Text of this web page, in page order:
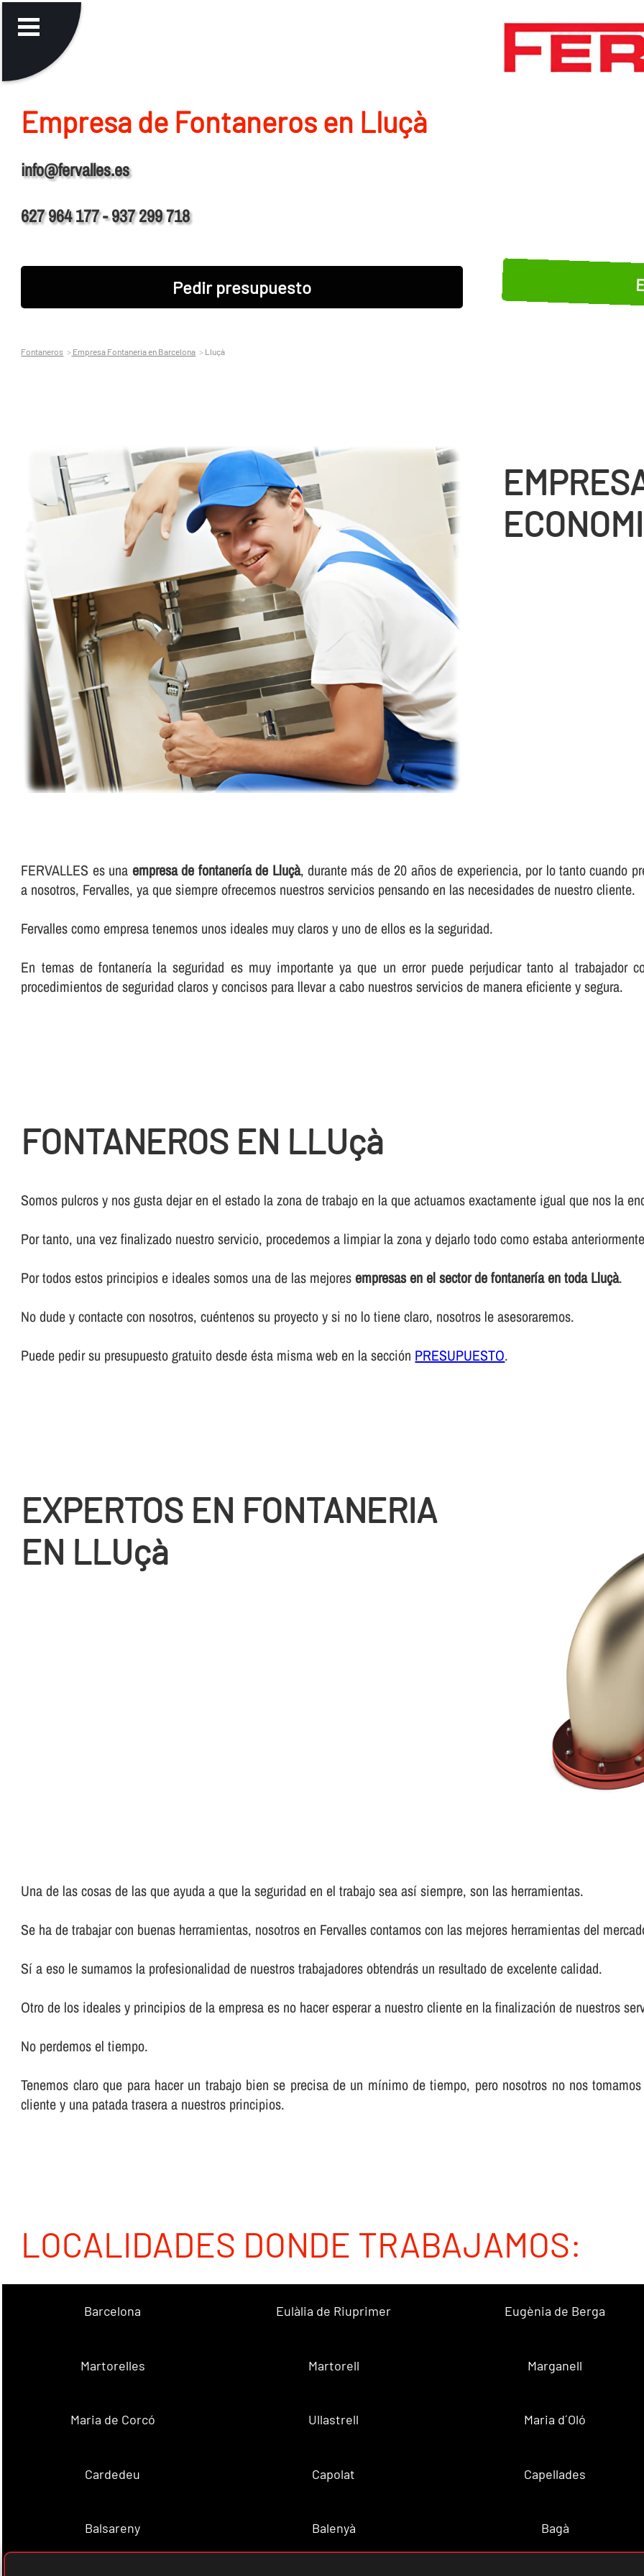
Empresa de Fontaneros en Lluçà
info@fervalles.es
627 964 177 - 937 299 718
Pedir presupuesto
Fontaneros Empresa Fontaneria en Barcelona Lluçà
FERVALLES es una empresa de fontanerí­a de Lluçà, durante más de 20 años de experiencia, por lo tanto cuando
a nosotros, Fervalles, ya que siempre ofrecemos nuestros servicios pensando en las necesidades de nuestro cliente.
Fervalles como empresa tenemos unos ideales muy claros y uno de ellos es la seguridad.
En temas de fontanerí­a la seguridad es muy importante ya que un error puede perjudicar tanto al trabajador
procedimientos de seguridad claros y concisos para llevar a cabo nuestros servicios de manera eficiente y segura.
FONTANEROS EN LLUçà
Somos pulcros y nos gusta dejar en el estado la zona de trabajo en la que actuamos exactamente igual que nos la
Por tanto, una vez finalizado nuestro servicio, procedemos a limpiar la zona y dejarlo todo como estaba
Por todos estos principios e ideales somos una de las mejoresempresas en el sector de fontanerí­a en toda Lluçà.
No dude y contacte con nosotros, cuéntenos su proyecto y si no lo tiene claro, nosotros le asesoraremos.
Puede pedir su presupuesto gratuito desde ésta misma web en la sección PRESUPUESTO.
EXPERTOS EN FONTANERIA
EN LLUçà
Una de las cosas de las que ayuda a que la seguridad en el trabajo sea así­ siempre, son las herramientas.
Se ha de trabajar con buenas herramientas, nosotros en Fervalles contamos con las mejores herramientas del
Sí­ a eso le sumamos la profesionalidad de nuestros trabajadores obtendrás un resultado de excelente calidad.
Otro de los ideales y principios de la empresa es no hacer esperar a nuestro cliente en la finalización de nuestros
No perdemos el tiempo.
Tenemos claro que para hacer un trabajo bien se precisa de un mí­nimo de tiempo, pero nosotros no nos
cliente y una patada trasera a nuestros principios.
LOCALIDADES DONDE TRABAJAMOS:
Barcelona Eulàlia de Riuprimer Eugènia de Berga
Martorelles Martorell Marganell
Maria de Corcó Ullastrell Maria d´Oló
Cardedeu Capolat Capellades
Balsareny Balenyà Bagà